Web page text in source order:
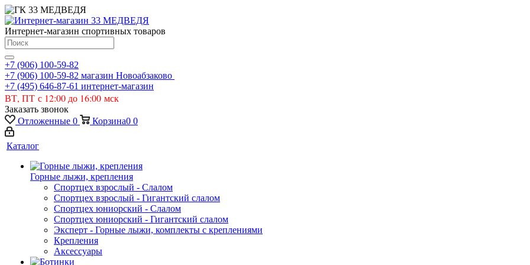
Интернет-магазин спортивных товаров
+7 (906) 100-59-82
+7 (906) 100-59-82 магазин Новоабзаково
+7 (495) 646-87-61 интернет-магазин
ВТ, ПТ с 12:00 до 16:00 мск
Заказать звонок
Отложенные 0 Корзина0 0
Каталог
Горные лыжи, крепления
Спортцех взрослый - Слалом
Спортцех взрослый - Гигантский слалом
Спортцех юниорский - Слалом
Спортцех юниорский - Гигантский слалом
Эксперт - Горные лыжи, комплекты с креплениями
Крепления
Аксессуары